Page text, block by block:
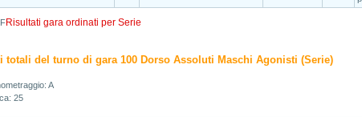
Risultati gara ordinati per Serie
totali del turno di gara 100 Dorso Assoluti Maschi Agonisti (Serie)
A
25